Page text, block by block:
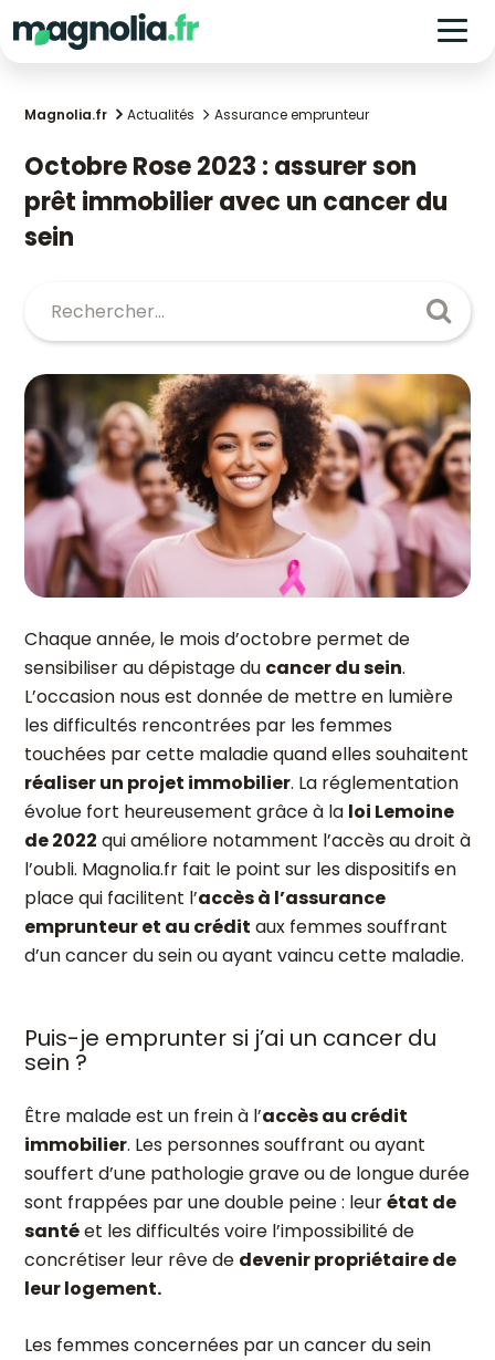
Magnolia.fr Actualités Assurance emprunteur
Octobre Rose 2023 : assurer son
prêt immobilier avec un cancer du
sein
Chaque année, le mois d’octobre permet de
sensibiliser au dépistage du cancer du sein.
L’occasion nous est donnée de mettre en lumière
les difficultés rencontrées par les femmes
touchées par cette maladie quand elles souhaitent
réaliser un projet immobilier. La réglementation
évolue fort heureusement grâce à la loi Lemoine
de 2022 qui améliore notamment l’accès au droit à
l’oubli. Magnolia.fr fait le point sur les dispositifs en
place qui facilitent l’accès à l’assurance
emprunteur et au crédit aux femmes souffrant
d’un cancer du sein ou ayant vaincu cette maladie.
Puis-je emprunter si j’ai un cancer du
sein ?
Être malade est un frein à l’accès au crédit
immobilier. Les personnes souffrant ou ayant
souffert d’une pathologie grave ou de longue durée
sont frappées par une double peine : leurétat de
santéet les difficultés voire l’impossibilité de
concrétiser leur rêve de devenir propriétaire de
leur logement.
Les femmes concernées par un cancer du sein